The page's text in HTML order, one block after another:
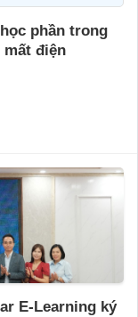
phần trong
mất điện
E-Learning ký